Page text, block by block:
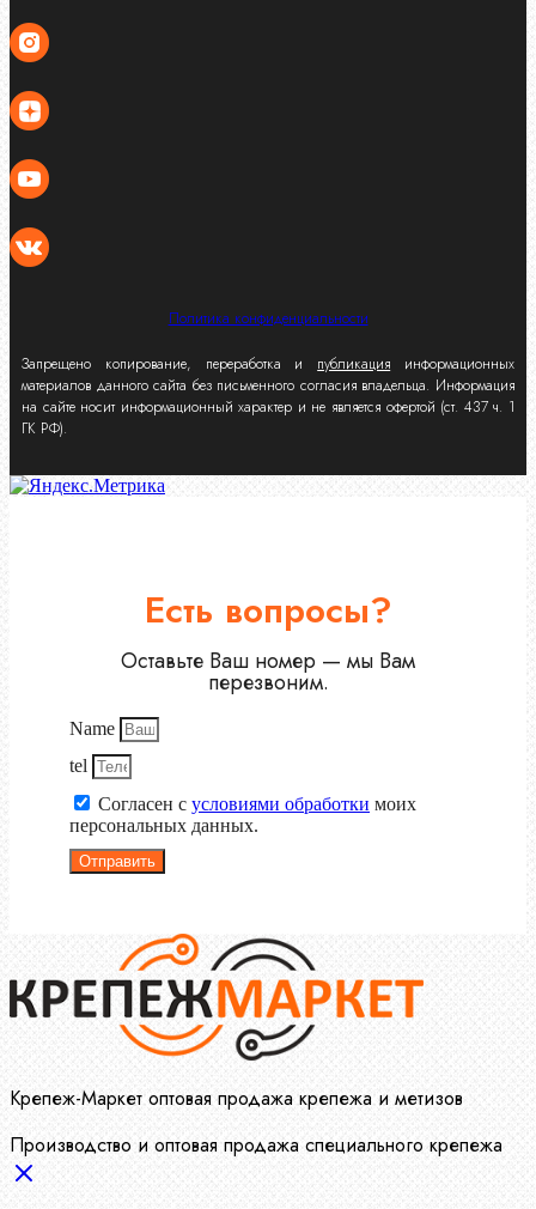
Политика конфиденциальности
Запрещено копирование, переработка и публикация информационных
материалов данного сайта без письменного согласия владельца. Информация
на сайте носит информационный характер и не является офертой (ст. 437 ч. 1
ГК РФ).
Есть вопросы?
Оставьте Ваш номер — мы Вам
перезвоним.
Name
tel
Согласен с условиями обработки моих
персональных данных.
Отправить
Крепеж-Маркет оптовая продажа крепежа и метизов
Производство и оптовая продажа специального крепежа